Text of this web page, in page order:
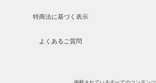
特商法に基づく表示
よくあるご質問